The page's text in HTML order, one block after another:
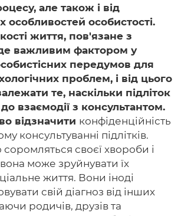
але також і від
особливостей особистості.
життя, пов'язане з
важливим фактором у
передумов для
проблем, і від цього
те, наскільки підліток
взаємодії з консультантом.
відзначити конфіденційність
консультуванні підлітків.
соромляться своєї хвороби і
може зруйнувати їх
життя. Вони іноді
свій діагноз від інших
родичів, друзів та